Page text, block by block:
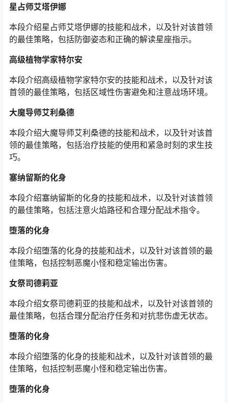
星占师艾塔伊娜
本段介绍星占师艾塔伊娜的技能和战术，以及针对该首领
的最佳策略，包括防御姿态和正确的解读星座指示。
高级植物学家特尔安
本段介绍高级植物学家特尔安的技能和战术，以及针对该
首领的最佳策略，包括区域性伤害避免和注意战场环境。
大魔导师艾利桑德
本段介绍大魔导师艾利桑德的技能和战术，以及针对该首
领的最佳策略，包括治疗技能的使用和紧急时刻的求生技
巧。
塞纳留斯的化身
本段介绍塞纳留斯的化身的技能和战术，以及针对该首领
的最佳策略，包括注意火焰路径和合理分配战术指令。
堕落的化身
本段介绍堕落的化身的技能和战术，以及针对该首领的最
佳策略，包括控制恶魔小怪和稳定输出伤害。
女祭司德莉亚
本段介绍女祭司德莉亚的技能和战术，以及针对该首领的
最佳策略，包括合理分配治疗任务和对抗悲伤虚无状态。
堕落的化身
本段介绍堕落的化身的技能和战术，以及针对该首领的最
佳策略，包括控制恶魔小怪和稳定输出伤害。
堕落的化身